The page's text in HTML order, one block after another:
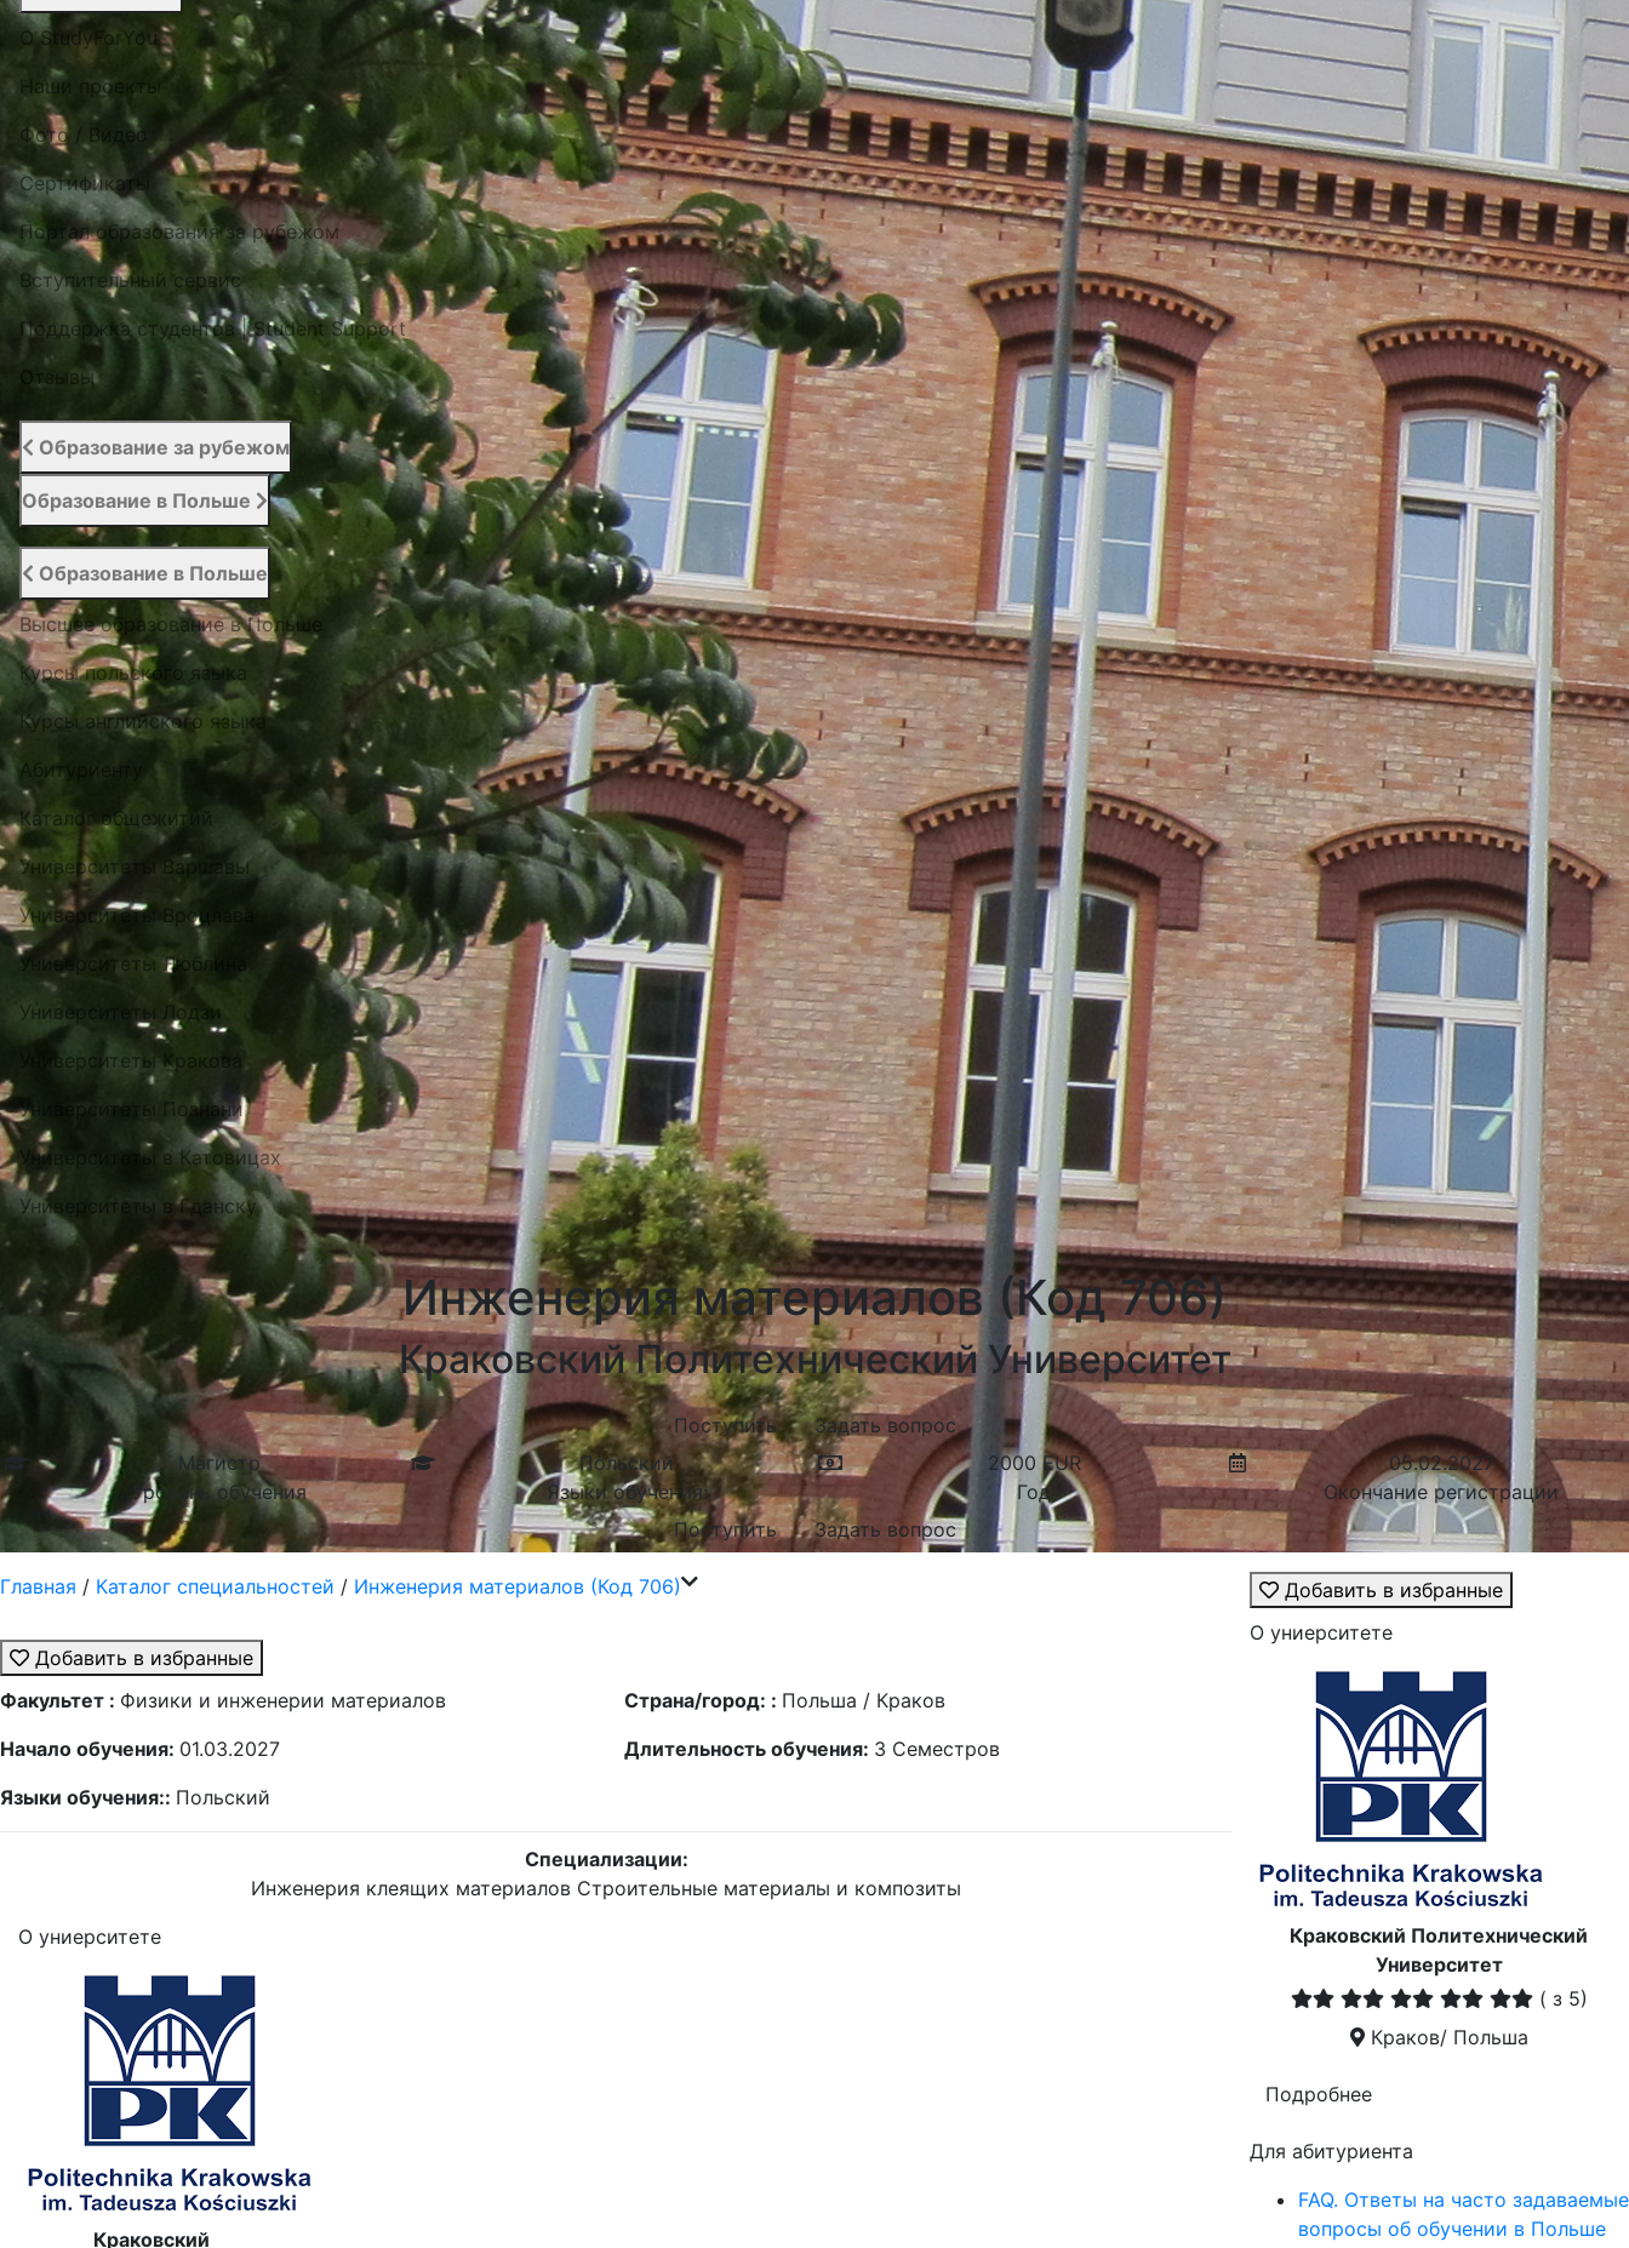
О StudyForYou
Наши проекты
Фото / Видео
Cертификаты
Портал образования за рубежом
Вступительный сервис
Поддержка студентов | Student Support
Отзывы
Образование за рубежом
Образование в Польше
Образование в Польше
Высшее образование в Польше
Курсы польского языка
Курсы английского языка
Абитуриенту
Каталог общежитий
Университеты Варшавы
Университеты Вроцлава
Университеты Люблина
Университеты Лодзи
Университеты Кракова
Университеты Познани
Университеты в Катовицах
Университеты в Гданску
Инженерия материалов (Код 706)
Краковский Политехнический Университет
Поступить
Задать вопрос
Магистр
Уровень обучения
Польский
Языки обучения:
2000 EUR
Год
05.02.2027
Окончание регистрации
Поступить
Задать вопрос
Главная / Каталог специальностей / Инженерия материалов (Код 706)
Добавить в избранные
Факультет : Физики и инженерии материалов Страна/город: : Польша / Краков
Начало обучения: 01.03.2027 Длительность обучения: 3 Семестров
Языки обучения:: Польский
Специализации:
Инженерия клеящих материалов Строительные материалы и композиты
О униерситете
Краковский
Добавить в избранные
О униерситете
Краковский Политехнический
Университет
( з 5)
Краков/ Польша
Подробнее
Для абитуриента
FAQ. Ответы на часто задаваемые
вопросы об обучении в Польше